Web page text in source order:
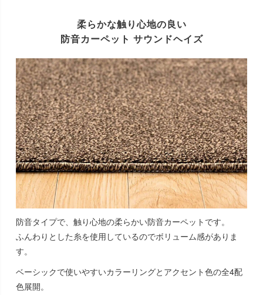
柔らかな触り心地の良い
防音カーペット サウンドヘイズ
防音タイプで、触り心地の柔らかい防音カーペットです。
ふんわりとした糸を使用しているのでボリューム感がありま
す。
ベーシックで使いやすいカラーリングとアクセント色の全4配
色展開。